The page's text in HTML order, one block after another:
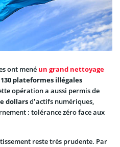
ont mené un grand nettoyage
plateformes illégales
opération a aussi permis de
dollarsd’actifs numériques,
: tolérance zéro face aux
reste très prudente. Par